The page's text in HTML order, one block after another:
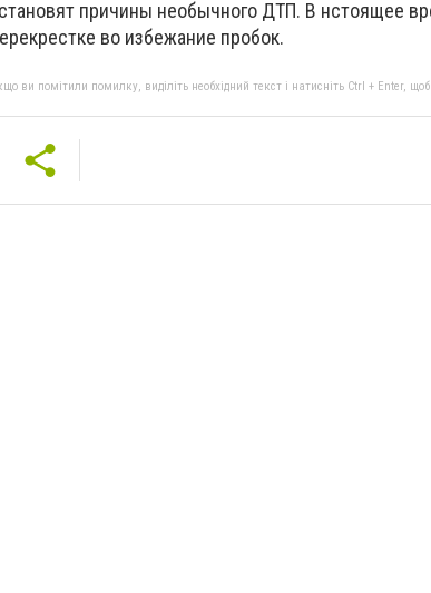
причины необычного ДТП. В нстоящее
во избежание пробок.
ви помітили помилку, виділіть необхідний текст і натисніть Ctrl + Enter,